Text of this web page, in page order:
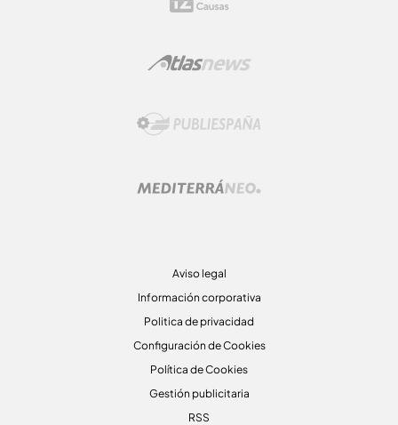
Aviso legal
Información corporativa
Politica de privacidad
Configuración de Cookies
Política de Cookies
Gestión publicitaria
RSS